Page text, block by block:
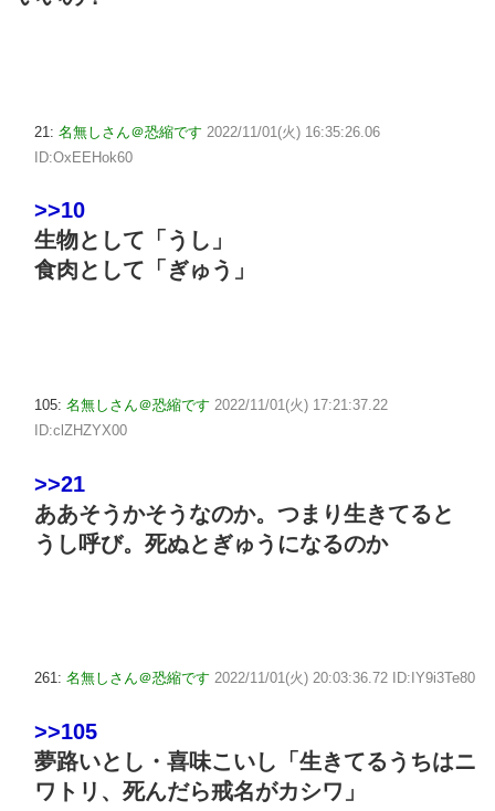
21: 名無しさん＠恐縮です 2022/11/01(火) 16:35:26.06
ID:OxEEHok60
>>10
生物として「うし」
食肉として「ぎゅう」
105: 名無しさん＠恐縮です 2022/11/01(火) 17:21:37.22
ID:clZHZYX00
>>21
ああそうかそうなのか。つまり生きてると
うし呼び。死ぬとぎゅうになるのか
261: 名無しさん＠恐縮です 2022/11/01(火) 20:03:36.72 ID:IY9i3Te80
>>105
夢路いとし・喜味こいし「生きてるうちはニ
ワトリ、死んだら戒名がカシワ」